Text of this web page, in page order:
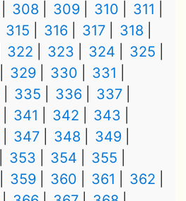
308 309 310
311
315 316 317
318
322 323 324
325
329 330
331
335 336
337
341 342
343
347 348
349
353 354
355
359 360 361
362